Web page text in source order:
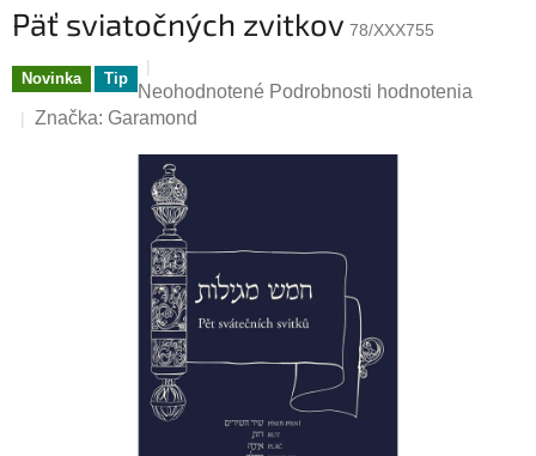
Päť sviatočných zvitkov 78/XXX755
Novinka Tip
Priemerné
hodnotenie
0,0
hviezdičiek.
Neohodnotené Podrobnosti hodnotenia
Značka: Garamond